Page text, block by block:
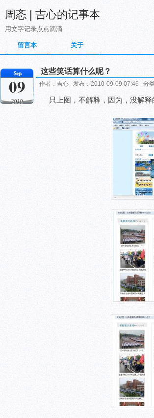
周忞 | 吉心的记事本
用文字记录点点滴滴
留言本 关于
Sep
09
2010
这些笑话算什么呢？
作者：吉心 发布：2010-09-09 07:46 分类
只上图，不解释，因为，没解释